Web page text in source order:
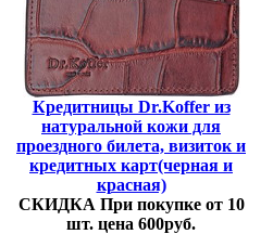
Кредитницы Dr.Koffer из
натуральной кожи для
проездного билета, визиток и
кредитных карт(черная и
красная)
СКИДКА При покупке от 10
шт. цена 600руб.